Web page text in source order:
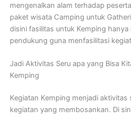
mengenalkan alam terhadap
paket wisata Camping untuk
disini fasilitas untuk Kemping
pendukung guna menfasilitasi
Jadi Aktivitas Seru apa yang Bisa
Kemping
Kegiatan Kemping menjadi aktivitas
kegiatan yang membosankan. Di